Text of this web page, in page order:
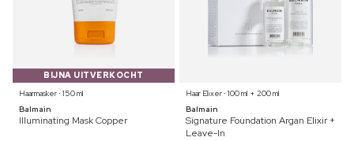
BIJNA UITVERKOCHT
Haarmasker ⋅ 150 ml
Balmain
Illuminating Mask Copper
Haar Elixer ⋅ 100 ml + 200 ml
Balmain
Signature Foundation Argan Elixir +
Leave-In